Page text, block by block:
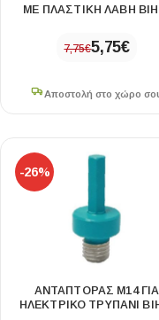
ΜΕ ΠΛΑΣΤΙΚΗ ΛΑΒΗ
7,75€5,75€
Αποστολή στο χώρο
-26%
ΑΝΤΑΠΤΟΡΑΣ Μ14 ΓΙΑ
ΗΛΕΚΤΡΙΚΟ ΤΡΥΠΑΝΙ